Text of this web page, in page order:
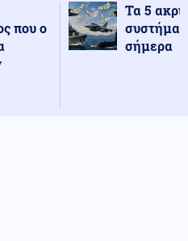
που ο
Τα 5
σήμερα